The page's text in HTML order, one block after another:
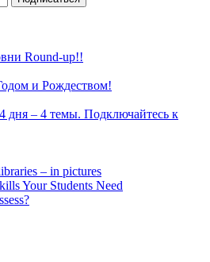
Round-up!!
и Рождеством!
– 4 темы. Подключайтесь к
– in pictures
Your Students Need